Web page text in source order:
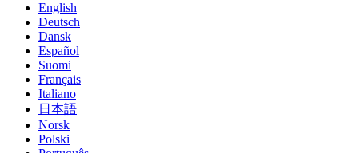
English
Deutsch
Dansk
Español
Suomi
Français
Italiano
日本語
Norsk
Polski